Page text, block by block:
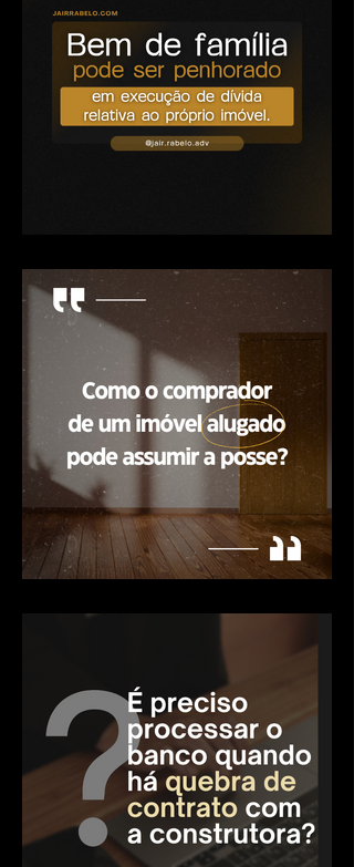
Bem de família pode ser
penhorado em execução de
dívida relativa ao próprio
imóvel
Como o comprador de um
imóvel alugado pode
assumir a posse?